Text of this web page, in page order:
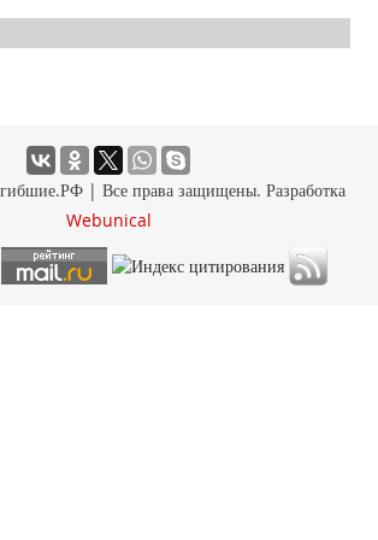
| Все права защищены. Разработка
Webunical